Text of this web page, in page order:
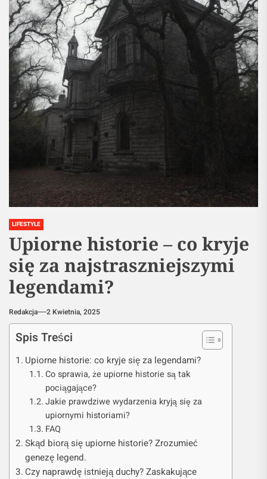
LIFESTYLE
Upiorne historie – co kryje
się za najstraszniejszymi
legendami?
Redakcja 2 Kwietnia, 2025
Spis Treści
Upiorne historie: co kryje się za legendami?
Co sprawia, że upiorne historie są tak
pociągające?
Jakie prawdziwe wydarzenia kryją się za
upiornymi historiami?
FAQ
Skąd biorą się upiorne historie? Zrozumieć
genezę legend.
Czy naprawdę istnieją duchy? Zaskakujące